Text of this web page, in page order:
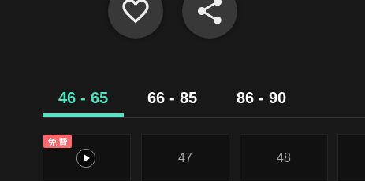
46 - 65 66 - 85 86 - 90
免費
46
47 48